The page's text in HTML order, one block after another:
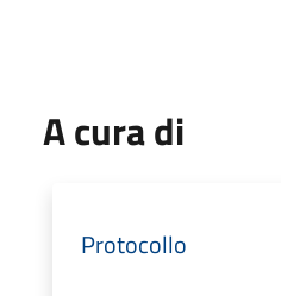
A cura di
Protocollo